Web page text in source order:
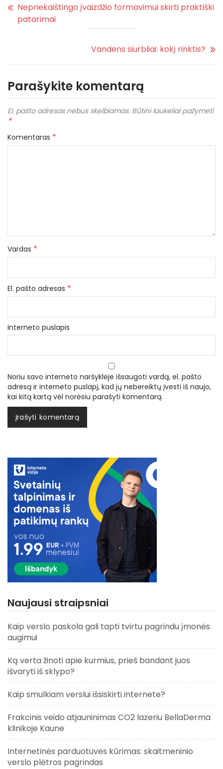
Nepriekaištingo įvaizdžio formavimui skirti praktiški
patarimai
Vandens siurbliai: kokį rinktis?
Parašykite komentarą
El. pašto adresas nebus skelbiamas. Būtini laukeliai pažymėti
*
Komentaras *
Vardas *
El. pašto adresas *
Interneto puslapis
Noriu savo interneto naršyklėje išsaugoti vardą, el. pašto
adresą ir interneto puslapį, kad jų nebereiktų įvesti iš naujo,
kai kitą kartą vėl norėsiu parašyti komentarą.
Naujausi straipsniai
Kaip verslo paskola gali tapti tvirtu pagrindu įmonės
augimui
Ką verta žinoti apie kurmius, prieš bandant juos
išvaryti iš sklypo?
Kaip smulkiam verslui išsiskirti internete?
Frakcinis veido atjauninimas CO2 lazeriu BellaDerma
klinikoje Kaune
Internetinės parduotuvės kūrimas: skaitmeninio
verslo plėtros pagrindas